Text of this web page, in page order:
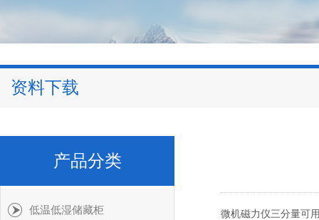
资料下载
微机磁力仪三分量可
产品分类
低温低湿储藏柜